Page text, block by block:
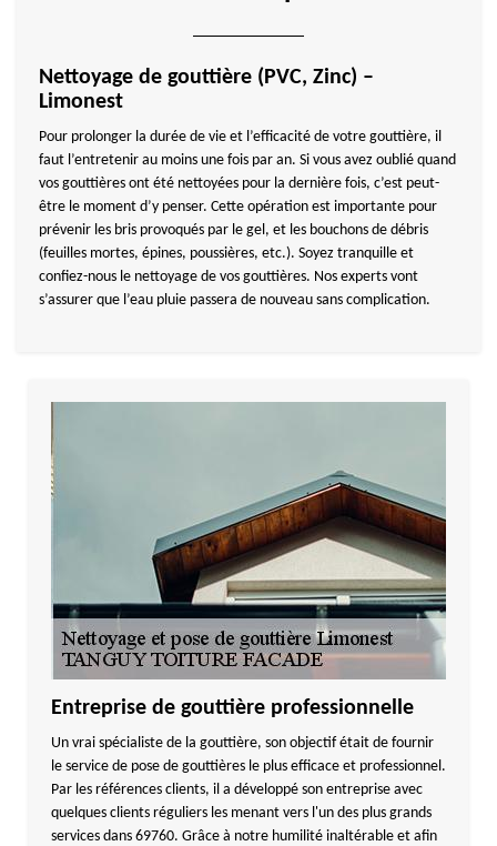
Nettoyage de gouttière (PVC, Zinc) –
Limonest
Pour prolonger la durée de vie et l’efficacité de votre gouttière, il
faut l’entretenir au moins une fois par an. Si vous avez oublié quand
vos gouttières ont été nettoyées pour la dernière fois, c’est peut-
être le moment d’y penser. Cette opération est importante pour
prévenir les bris provoqués par le gel, et les bouchons de débris
(feuilles mortes, épines, poussières, etc.). Soyez tranquille et
confiez-nous le nettoyage de vos gouttières. Nos experts vont
s’assurer que l’eau pluie passera de nouveau sans complication.
Entreprise de gouttière professionnelle
Un vrai spécialiste de la gouttière, son objectif était de fournir
le service de pose de gouttières le plus efficace et professionnel.
Par les références clients, il a développé son entreprise avec
quelques clients réguliers les menant vers l'un des plus grands
services dans 69760. Grâce à notre humilité inaltérable et afin